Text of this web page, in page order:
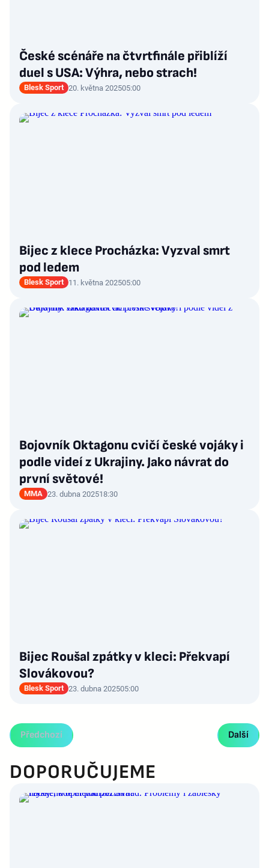
České scénáře na čtvrtfinále přiblíží
duel s USA: Výhra, nebo strach!
Blesk Sport 20. května 202505:00
Bijec z klece Procházka: Vyzval smrt
pod ledem
Blesk Sport 11. května 202505:00
Bojovník Oktagonu cvičí české vojáky i
podle videí z Ukrajiny. Jako návrat do
první světové!
MMA 23. dubna 202518:30
Bijec Roušal zpátky v kleci: Překvapí
Slovákovou?
Blesk Sport 23. dubna 202505:00
Předchozí Další
DOPORUČUJEME